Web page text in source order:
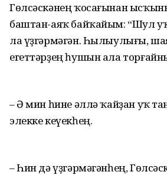
Гөлсәскәнең ҡосағынан
баштан-аяҡ байҡайым: “Шул
ла үҙгәрмәгән. Һылыулығы,
егеттәрҙең һушын ала
– Ә мин һине әллә ҡайҙан уҡ
элекке кеүекһең.
– Һин дә үҙгәрмәгәнһең,